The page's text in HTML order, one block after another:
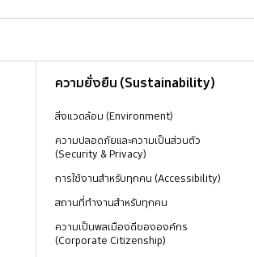
ความยั่งยืน (Sustainability)
สิ่งแวดล้อม (Environment)
ความปลอดภัยและความเป็นส่วนตัว
(Security & Privacy)
การใช้งานสำหรับทุกคน (Accessibility)
สถานที่ทำงานสำหรับทุกคน
ความเป็นพลเมืองดีขององค์กร
(Corporate Citizenship)